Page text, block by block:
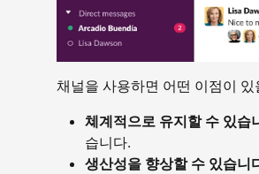
채널을 사용하면 어떤 이점이
쳬계적으로 유지할 수 있습
습니다.
생산성을 향상할 수 있습니